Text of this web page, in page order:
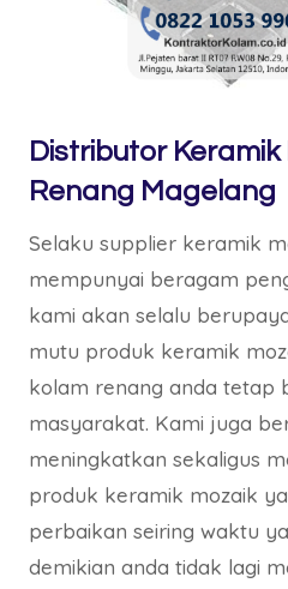
Distributor Keramik
Renang Magelang
Selaku supplier keramik
mempunyai beragam
kami akan selalu
mutu produk keramik
kolam renang anda tetap
masyarakat. Kami juga
meningkatkan sekaligus
produk keramik mozaik
perbaikan seiring waktu
demikian anda tidak lagi